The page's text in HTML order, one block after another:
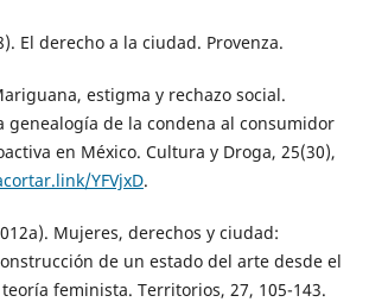
El derecho a la ciudad. Provenza.
estigma y rechazo social.
genealogía de la condena al consumidor
en México. Cultura y Droga, 25(30),
YFVjxD.
Mujeres, derechos y ciudad:
de un estado del arte desde el
feminista. Territorios, 27, 105-143.